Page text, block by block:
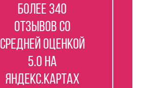
Более 340
отзывов со
средней оценкой
5.0 на
Яндекс.Картах